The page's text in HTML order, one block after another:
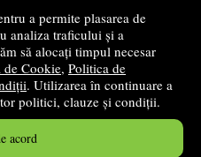
a permite plasarea de
analiza traficului și a
să alocați timpul necesar
de Cookie, Politica de
. Utilizarea în continuare a
politici, clauze și condiții.
acord
Net Distribution S.R.L.
deVital Soft